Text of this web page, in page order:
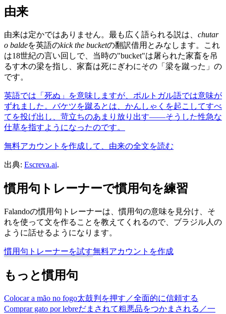
由来
由来は定かではありません。最も広く語られる説は、 chutar
o baldeを英語のkick the bucketの翻訳借用とみなします。これ
は18世紀の言い回しで、当時の"bucket"は屠られた家畜を吊
るす木の梁を指し、家畜は死にぎわにその「梁を蹴った」の
です。
英語では「死ぬ」を意味しますが、ポルトガル語では意味が
ずれました。バケツを蹴るとは、かんしゃくを起こしてすべ
てを投げ出し、苛立ちのあまり放り出す——そうした性急な
仕草を指すようになったのです。
無料アカウントを作成して、由来の全文を読む
出典: Escreva.ai.
慣用句トレーナーで慣用句を練習
Falandoの慣用句トレーナーは、慣用句の意味を見分け、そ
れを使って文を作ることを教えてくれるので、ブラジル人の
ように話せるようになります。
慣用句トレーナーを試す無料アカウントを作成
もっと慣用句
Colocar a mão no fogo太鼓判を押す／全面的に信頼する
Comprar gato por lebreだまされて粗悪品をつかまされる／一